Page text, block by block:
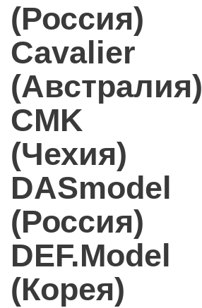
(Россия)
Cavalier
(Австралия)
CMK
(Чехия)
DASmodel
(Россия)
DEF.Model
(Корея)